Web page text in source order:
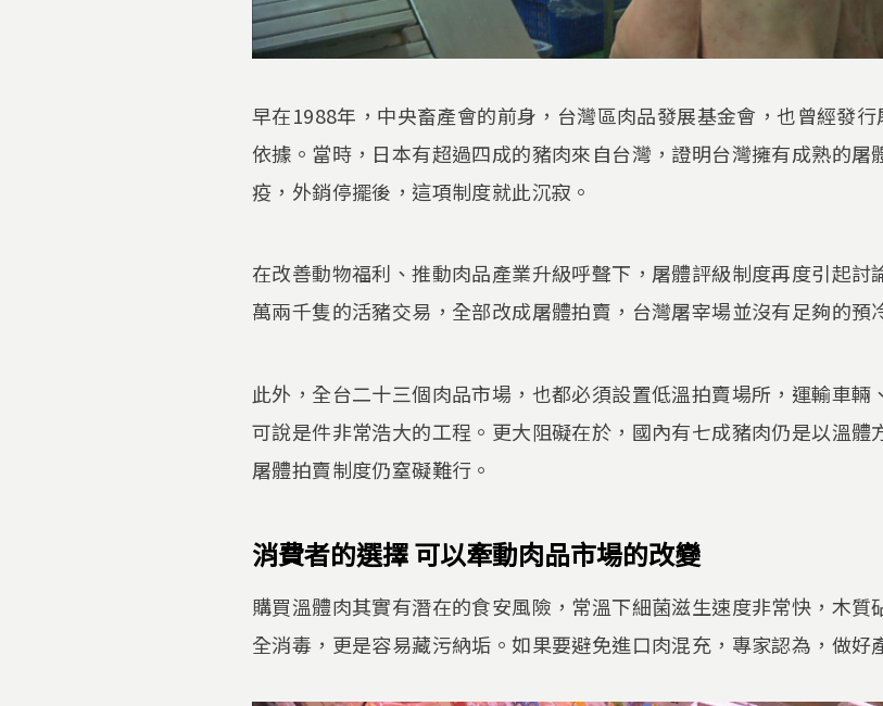
早在1988年，中央畜產會的前身，台灣區肉品發展基金會，也曾經發
依據。當時，日本有超過四成的豬肉來自台灣，證明台灣擁有成熟的
疫，外銷停擺後，這項制度就此沉寂。
在改善動物福利、推動肉品產業升級呼聲下，屠體評級制度再度引起
萬兩千隻的活豬交易，全部改成屠體拍賣，台灣屠宰場並沒有足夠的預
此外，全台二十三個肉品市場，也都必須設置低溫拍賣場所，運輸車輛
可說是件非常浩大的工程。更大阻礙在於，國內有七成豬肉仍是以溫體
屠體拍賣制度仍窒礙難行。
消費者的選擇 可以牽動肉品市場的改變
購買溫體肉其實有潛在的食安風險，常溫下細菌滋生速度非常快，木
全消毒，更是容易藏污納垢。如果要避免進口肉混充，專家認為，做好